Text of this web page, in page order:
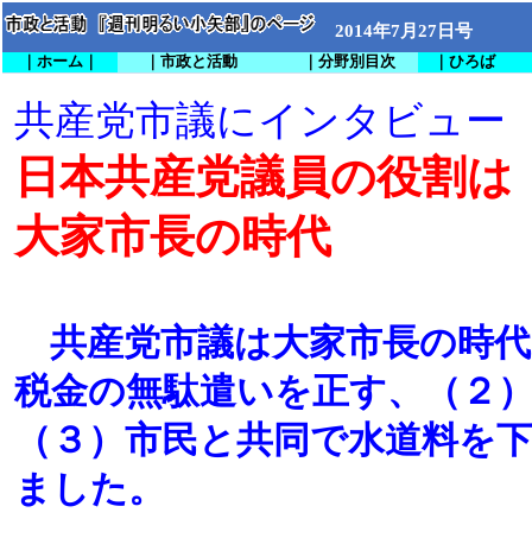
2014年7月27日号
｜ホーム｜ ｜市政と活動 ｜分野別目次 ｜ひろば
共産党市議にインタビュー
日本共産党議員の役割は
大家市長の時代
共産党市議は大家市長の時
税金の無駄遣いを正す、（２
（３）市民と共同で水道料を
ました。